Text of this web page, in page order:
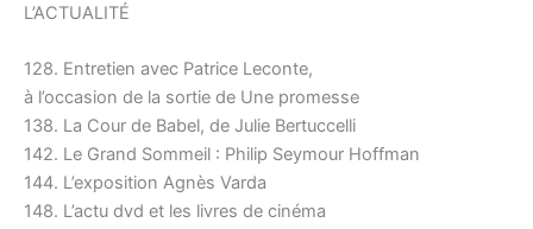
L’ACTUALITÉ
128. Entretien avec Patrice Leconte,
à l’occasion de la sortie de Une promesse
138. La Cour de Babel, de Julie Bertuccelli
142. Le Grand Sommeil : Philip Seymour Hoffman
144. L’exposition Agnès Varda
148. L’actu dvd et les livres de cinéma